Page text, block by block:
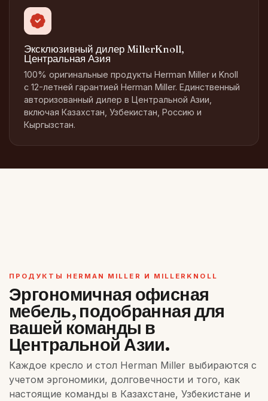
Эксклюзивный дилер MillerKnoll,
Центральная Азия
100% оригинальные продукты Herman Miller и Knoll
с 12-летней гарантией Herman Miller. Единственный
авторизованный дилер в Центральной Азии,
включая Казахстан, Узбекистан, Россию и
Кыргызстан.
ПРОДУКТЫ HERMAN MILLER И MILLERKNOLL
Эргономичная офисная
мебель, подобранная для
вашей команды в
Центральной Азии.
Каждое кресло и стол Herman Miller выбираются с
учетом эргономики, долговечности и того, как
настоящие команды в Казахстане, Узбекистане и